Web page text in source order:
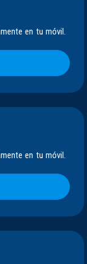
en tu móvil.
en tu móvil.